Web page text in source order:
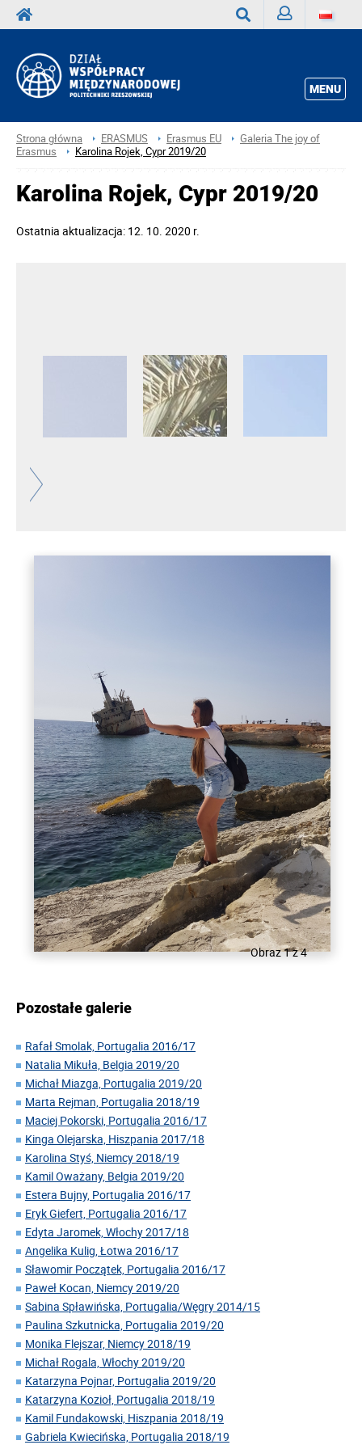
MENU
Strona główna ERASMUS Erasmus EU
Galeria The joy of
Erasmus
Karolina Rojek, Cypr 2019/20
Karolina Rojek, Cypr 2019/20
Ostatnia aktualizacja: 12. 10. 2020 r.
Obraz 1 z 4
Pozostałe galerie
Rafał Smolak, Portugalia 2016/17
Natalia Mikuła, Belgia 2019/20
Michał Miazga, Portugalia 2019/20
Marta Rejman, Portugalia 2018/19
Maciej Pokorski, Portugalia 2016/17
Kinga Olejarska, Hiszpania 2017/18
Karolina Styś, Niemcy 2018/19
Kamil Oważany, Belgia 2019/20
Estera Bujny, Portugalia 2016/17
Eryk Giefert, Portugalia 2016/17
Edyta Jaromek, Włochy 2017/18
Angelika Kulig, Łotwa 2016/17
Sławomir Początek, Portugalia 2016/17
Paweł Kocan, Niemcy 2019/20
Sabina Spławińska, Portugalia/Węgry 2014/15
Paulina Szkutnicka, Portugalia 2019/20
Monika Flejszar, Niemcy 2018/19
Michał Rogala, Włochy 2019/20
Katarzyna Pojnar, Portugalia 2019/20
Katarzyna Kozioł, Portugalia 2018/19
Kamil Fundakowski, Hiszpania 2018/19
Gabriela Kwiecińska, Portugalia 2018/19